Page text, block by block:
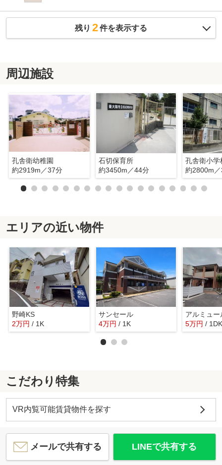
残り 2件を表示する
周辺施設
孔舎衛幼稚園
約2919m／37分
石切保育所
約3450m／44分
孔舎衛小学
約2800m
エリアの近い物件
野崎KS
2万円 / 1K
サンセール
4万円 / 1K 5万円 / 1DK
こだわり特集
VR内覧可能賃貸物件を探す
メールで共有する LINEで共有する